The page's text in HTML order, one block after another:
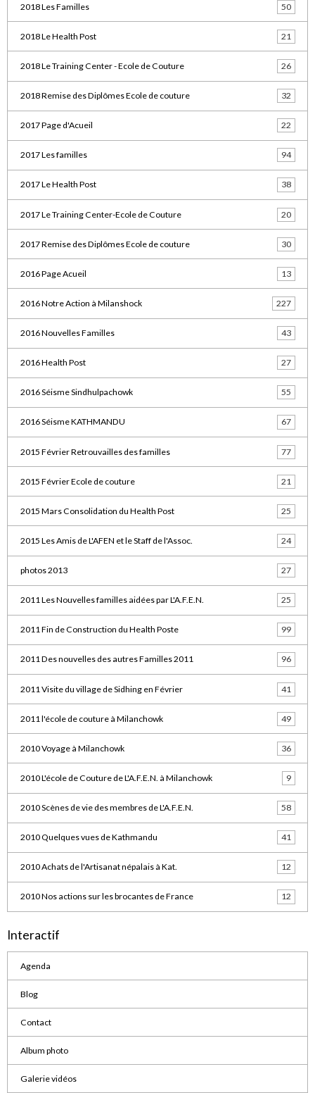
2018 Les Familles 50
2018 Le Health Post 21
2018 Le Training Center - Ecole de Couture 26
2018 Remise des Diplômes Ecole de couture 32
2017 Page d'Acueil 22
2017 Les familles 94
2017 Le Health Post 38
2017 Le Training Center-Ecole de Couture 20
2017 Remise des Diplômes Ecole de couture 30
2016 Page Acueil 13
2016 Notre Action à Milanshock 227
2016 Nouvelles Familles 43
2016 Health Post 27
2016 Séisme Sindhulpachowk 55
2016 Séisme KATHMANDU 67
2015 Février Retrouvailles des familles 77
2015 Février Ecole de couture 21
2015 Mars Consolidation du Health Post 25
2015 Les Amis de L'AFEN et le Staff de l'Assoc. 24
photos 2013 27
2011 Les Nouvelles familles aidées par L'A.F.E.N. 25
2011 Fin de Construction du Health Poste 99
2011 Des nouvelles des autres Familles 2011 96
2011 Visite du village de Sidhing en Février 41
2011 l'école de couture à Milanchowk 49
2010 Voyage à Milanchowk 36
2010 L'école de Couture de L'A.F.E.N. à Milanchowk 9
2010 Scènes de vie des membres de L'A.F.E.N. 58
2010 Quelques vues de Kathmandu 41
2010 Achats de l'Artisanat népalais à Kat. 12
2010 Nos actions sur les brocantes de France 12
Interactif
Agenda
Blog
Contact
Album photo
Galerie vidéos